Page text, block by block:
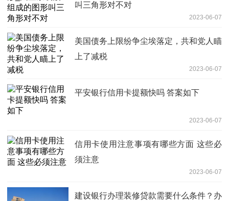
叫三角形对不对
2023-06-07
美国债务上限纷争尘埃落定，共和党人瞄
上了减税
2023-06-07
平安银行信用卡提额快吗 答案如下
2023-06-07
信用卡使用注意事项有哪些方面 这些必
须注意
2023-06-07
建设银行办理装修贷款需要什么条件？办